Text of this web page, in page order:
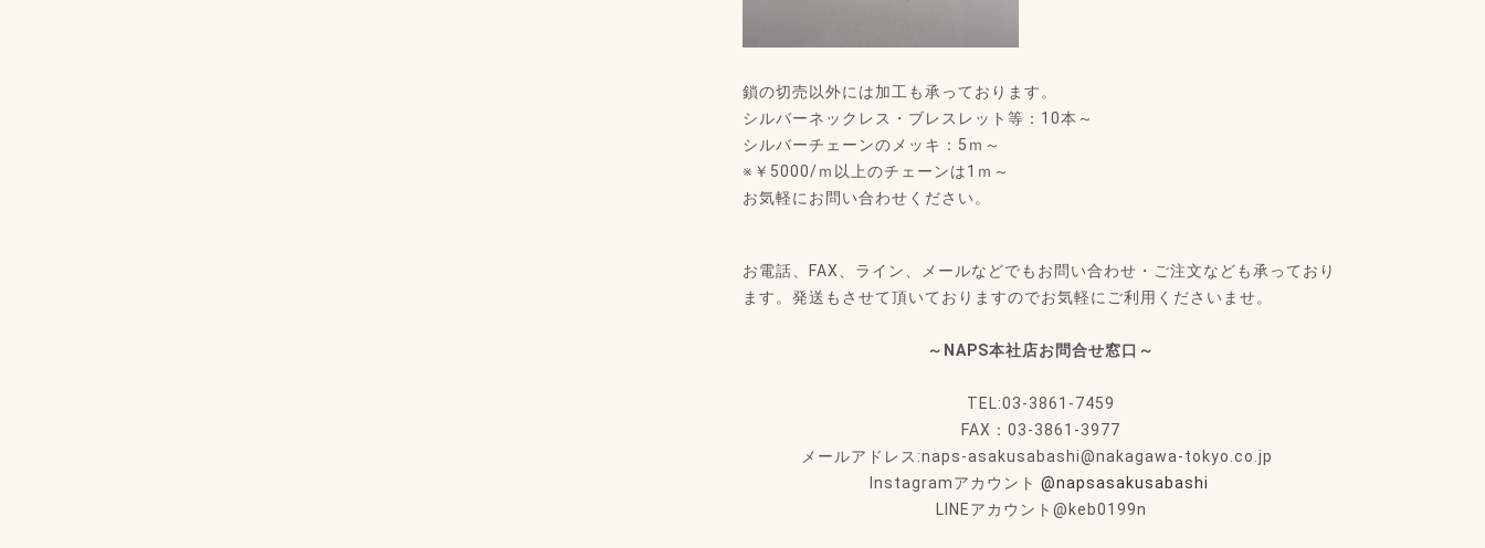
鎖の切売以外には加工も承っております。
シルバーネックレス・ブレスレット等：10本～
シルバーチェーンのメッキ：5ｍ～
※￥5000/ｍ以上のチェーンは1ｍ～
お気軽にお問い合わせください。
お電話、FAX、ライン、メールなどでもお問い合わせ・ご注文なども承っており
ます。発送もさせて頂いておりますのでお気軽にご利用くださいませ。
～NAPS本社店お問合せ窓口～
TEL:03-3861-7459
FAX：03-3861-3977
メールアドレス:naps-asakusabashi@nakagawa-tokyo.co.jp
Instagramアカウント @napsasakusabashi
LINEアカウント@keb0199n